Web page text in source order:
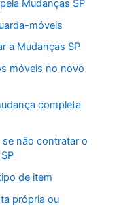
Mudanças SP
móveis
a Mudanças SP
móveis no novo
completa
não contratar o
de item
própria ou